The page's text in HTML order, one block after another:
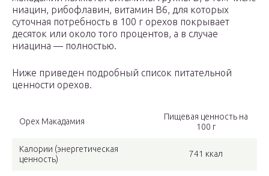
ниацин, рибофлавин, витамин В6, для которых
суточная потребность в 100 г орехов покрывает
десяток или около того процентов, а в случае
ниацина — полностью.
Ниже приведен подробный список питательной
ценности орехов.
Орех Макадамия
Пищевая ценность на
100 г
Калории (энергетическая
ценность)
741 ккал